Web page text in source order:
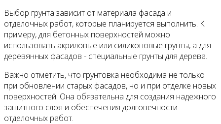
Выбор грунта зависит от материала фасада и
отделочных работ, которые планируется выполнить. К
примеру, для бетонных поверхностей можно
использовать акриловые или силиконовые грунты, а для
деревянных фасадов - специальные грунты для дерева.
Важно отметить, что грунтовка необходима не только
при обновлении старых фасадов, но и при отделке новых
поверхностей. Она обязательна для создания надежного
защитного слоя и обеспечения долговечности
отделочных работ.